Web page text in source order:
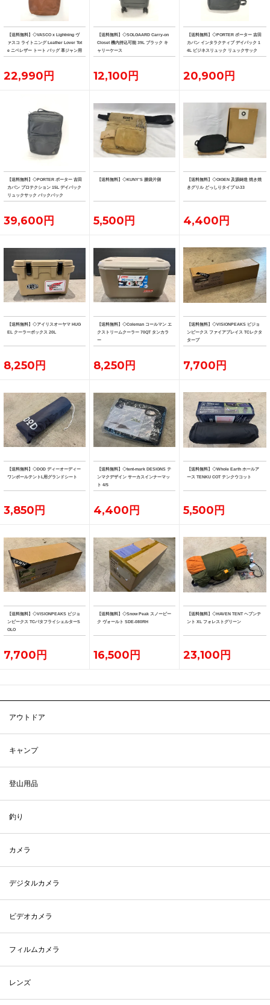
【送料無料】◇VASCO x Lightning ヴ
ァスコ ライトニング Leather Lover Tot
e ニベレザー トート バッグ 革ジャン用
トート
22,990円
【送料無料】◇SOLGAARD Carry-on
Closet 機内持込可能 39L ブラック キ
ャリーケース
12,100円
【送料無料】◇PORTER ポーター 吉田
カバン インタラクティブ デイパック 1
4L ビジネスリュック リュックサック
20,900円
【送料無料】◇PORTER ポーター 吉田
カバン プロテクション 15L デイパック
リュックサック バックパック
39,600円
【送料無料】◇KUNY'S 腰袋片側
5,500円
【送料無料】◇OIGEN 及源鋳造 焼き焼
きグリル どっしりタイプ U-33
4,400円
【送料無料】◇アイリスオーヤマ HUG
EL クーラーボックス 20L
8,250円
【送料無料】◇Coleman コールマン エ
クストリームクーラー 70QT タンカラ
ー
8,250円
【送料無料】◇VISIONPEAKS ビジョ
ンピークス ファイアプレイス TCレクタ
タープ
7,700円
【送料無料】◇DOD ディーオーディー
ワンポールテントL用グランドシート
3,850円
【送料無料】◇tent-mark DESIGNS テ
ンマクデザイン サーカスインナーマッ
ト 4/5
4,400円
【送料無料】◇Whole Earth ホールア
ース TENKU COT テンクウコット
5,500円
【送料無料】◇VISIONPEAKS ビジョ
ンピークス TCバタフライシェルターS
OLO
7,700円
【送料無料】◇Snow Peak スノーピー
ク ヴォールト SDE-080RH
16,500円
【送料無料】◇HAVEN TENT ヘブンテ
ント XL フォレストグリーン
23,100円
アウトドア
キャンプ
登山用品
釣り
カメラ
デジタルカメラ
ビデオカメラ
フィルムカメラ
レンズ